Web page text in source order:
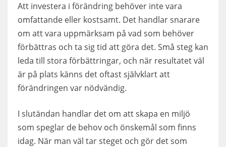
Att investera i förändring behöver inte vara
omfattande eller kostsamt. Det handlar snarare
om att vara uppmärksam på vad som behöver
förbättras och ta sig tid att göra det. Små steg kan
leda till stora förbättringar, och när resultatet väl
är på plats känns det oftast självklart att
förändringen var nödvändig.
I slutändan handlar det om att skapa en miljö
som speglar de behov och önskemål som finns
idag. När man väl tar steget och gör det som